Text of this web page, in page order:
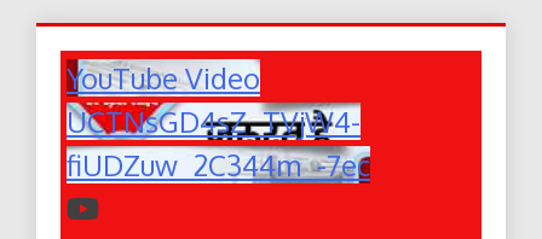
YouTube Video
UCTNsGD4sZ_TVjW4-
fiUDZuw_2C344m_-7ec